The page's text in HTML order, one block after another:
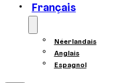
Français
Néerlandais
Anglais
Espagnol